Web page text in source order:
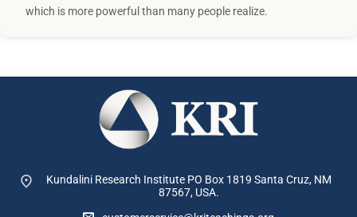
which is more powerful than many people realize.
Kundalini Research Institute PO Box 1819 Santa Cruz, NM
87567, USA.